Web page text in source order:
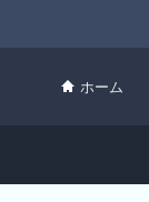
ホーム